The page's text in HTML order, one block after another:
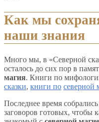
Как мы
наши знания
Много мы, в «Северной
осталось до сих пор в
магия. Книги по
сказки, книги по северной
Последнее время
заговоров готовых, чтобы